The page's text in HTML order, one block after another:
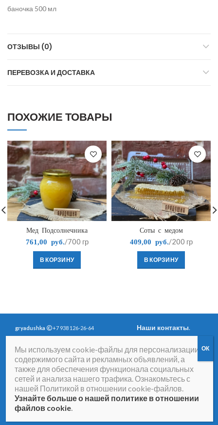
баночка 500 мл
ОТЗЫВЫ (0)
ПЕРЕВОЗКА И ДОСТАВКА
ПОХОЖИЕ ТОВАРЫ
Мед Подсолнечника
761,00 руб. /700 гр
В КОРЗИНУ
Соты с медом
409,00 руб. /200 гр
В КОРЗИНУ
gryadushka +7 938 126-26-64 Наши контакты.
конфиденциальности.
Согласие на получение
рассылки рекламно-
информационных
материалов
Договор-оферта
Согласие на обработку
персональных данных
Уведомление о cookies
Мы используем cookie-файлы для персонализации
содержимого сайта и рекламных объявлений, а
также для обеспечения функционала социальных
сетей и анализа нашего трафика. Ознакомьтесь с
нашей Политикой в отношении cookie-файлов.
Узнайте больше о нашей политике в отношении
файлов cookie.